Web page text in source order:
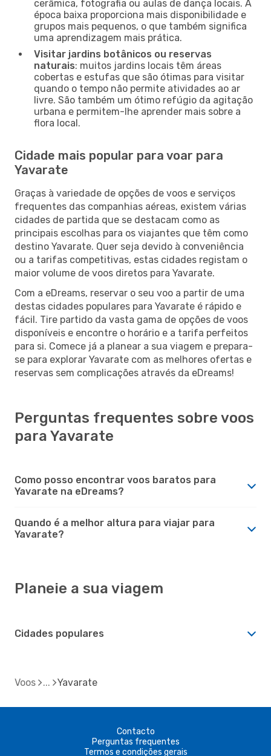
cerâmica, fotografia ou aulas de dança locais. A
época baixa proporciona mais disponibilidade e
grupos mais pequenos, o que também significa
uma aprendizagem mais prática.
Visitar jardins botânicos ou reservas
naturais: muitos jardins locais têm áreas
cobertas e estufas que são ótimas para visitar
quando o tempo não permite atividades ao ar
livre. São também um ótimo refúgio da agitação
urbana e permitem-lhe aprender mais sobre a
flora local.
Cidade mais popular para voar para
Yavarate
Graças à variedade de opções de voos e serviços
frequentes das companhias aéreas, existem várias
cidades de partida que se destacam como as
principais escolhas para os viajantes que têm como
destino Yavarate. Quer seja devido à conveniência
ou a tarifas competitivas, estas cidades registam o
maior volume de voos diretos para Yavarate.
Com a eDreams, reservar o seu voo a partir de uma
destas cidades populares para Yavarate é rápido e
fácil. Tire partido da vasta gama de opções de voos
disponíveis e encontre o horário e a tarifa perfeitos
para si. Comece já a planear a sua viagem e prepara-
se para explorar Yavarate com as melhores ofertas e
reservas sem complicações através da eDreams!
Perguntas frequentes sobre voos
para Yavarate
Como posso encontrar voos baratos para
Yavarate na eDreams?
Quando é a melhor altura para viajar para
Yavarate?
Planeie a sua viagem
Cidades populares
Voos Yavarate
Contacto
Perguntas frequentes
Termos e condições gerais